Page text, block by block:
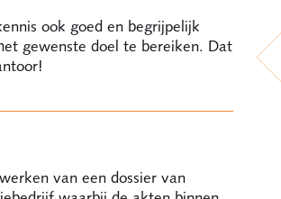
ook goed en begrijpelijk
gewenste doel te bereiken. Dat
van een dossier van